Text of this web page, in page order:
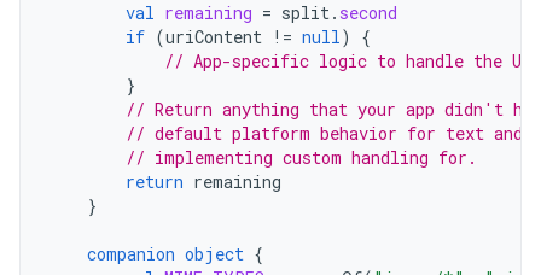
val remaining = split. second
if (uriContent != null)
{
// App-specific logic to handle the
}
// Return anything that your app didn't
// default platform behavior for text and
// implementing custom handling for.
return remaining
}
companion object {